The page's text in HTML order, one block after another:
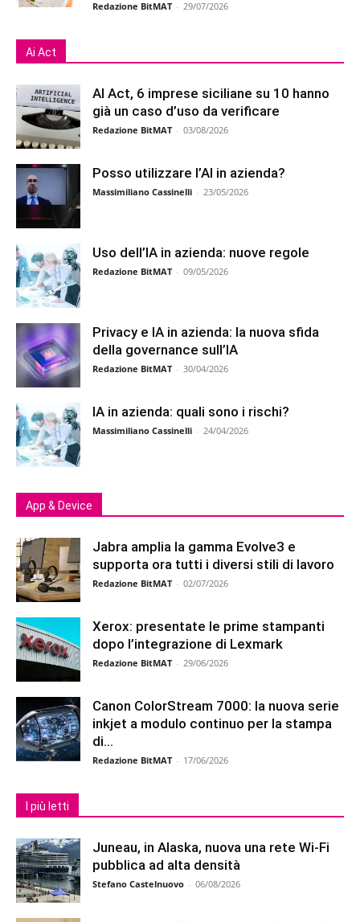
Redazione BitMAT - 29/07/2026
Ai Act
AI Act, 6 imprese siciliane su 10 hanno
già un caso d’uso da verificare
Redazione BitMAT - 03/08/2026
Posso utilizzare l’AI in azienda?
Massimiliano Cassinelli - 23/05/2026
Uso dell’IA in azienda: nuove regole
Redazione BitMAT - 09/05/2026
Privacy e IA in azienda: la nuova sfida
della governance sull’IA
Redazione BitMAT - 30/04/2026
IA in azienda: quali sono i rischi?
Massimiliano Cassinelli - 24/04/2026
App & Device
Jabra amplia la gamma Evolve3 e
supporta ora tutti i diversi stili di lavoro
Redazione BitMAT - 02/07/2026
Xerox: presentate le prime stampanti
dopo l’integrazione di Lexmark
Redazione BitMAT - 29/06/2026
Canon ColorStream 7000: la nuova serie
inkjet a modulo continuo per la stampa
di...
Redazione BitMAT - 17/06/2026
I più letti
Juneau, in Alaska, nuova una rete Wi-Fi
pubblica ad alta densità
Stefano Castelnuovo - 06/08/2026